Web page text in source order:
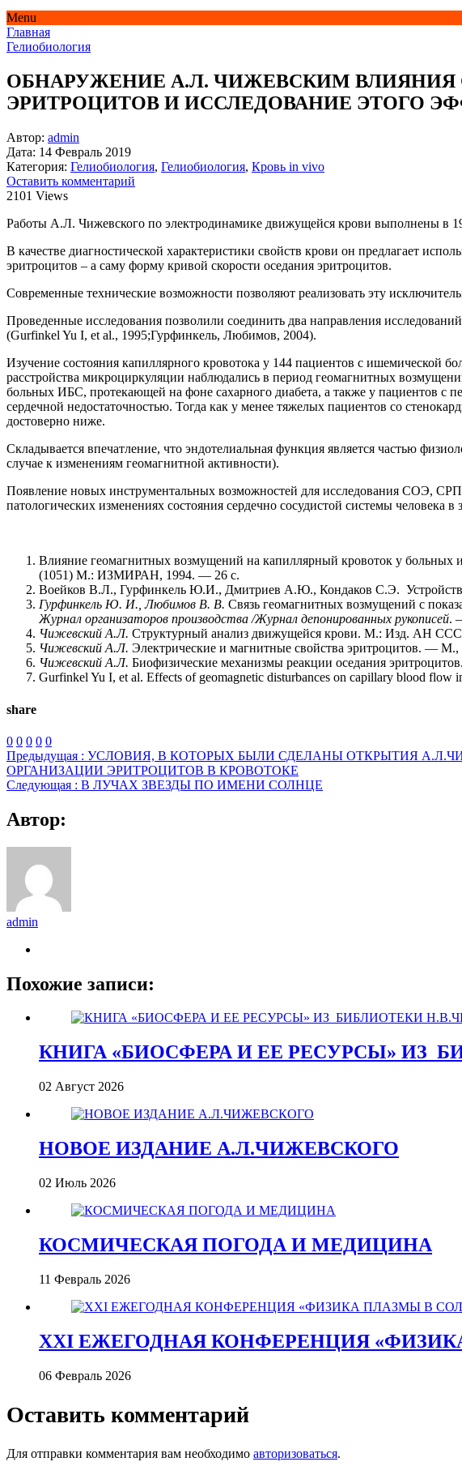
Menu
Главная
Гелиобиология
ОБНАРУЖЕНИЕ А.Л. ЧИЖЕВСКИМ
ЭРИТРОЦИТОВ И ИССЛЕДОВАНИЕ ЭТОГО
Автор: admin
Дата: 14 Февраль 2019
Категория: Гелиобиология, Гелиобиология, Кровь in vivo
Оставить комментарий
2101 Views
Работы А.Л. Чижевского по электродинамике движущейся крови выполнены в
В качестве диагностической характеристики свойств крови он предлагает
эритроцитов – а саму форму кривой скорости оседания эритроцитов.
Современные технические возможности позволяют реализовать эту
Проведенные исследования позволили соединить два направления
(Gurfinkel Yu I, et al., 1995;Гурфинкель, Любимов, 2004).
Изучение состояния капиллярного кровотока у 144 пациентов с ишемической
расстройства микроциркуляции наблюдались в период геомагнитных
больных ИБС, протекающей на фоне сахарного диабета, а также у пациентов
сердечной недостаточностью. Тогда как у менее тяжелых пациентов со
достоверно ниже.
Складывается впечатление, что эндотелиальная функция является частью
случае к изменениям геомагнитной активности).
Появление новых инструментальных возможностей для исследования СОЭ,
патологических изменениях состояния сердечно сосудистой системы человека
Влияние геомагнитных возмущений на капиллярный кровоток у
(1051) М.: ИЗМИРАН, 1994. — 26 с.
Воейков В.Л., Гурфинкель Ю.И., Дмитриев А.Ю., Кондаков С.Э. Устройство
Гурфинкель Ю. И., Любимов В. В. Связь геомагнитных возмущений с
Журнал организаторов производства /Журнал депонированных рукописей.
Чижевский А.Л. Структурный анализ движущейся крови. М.: Изд. АН
Чижевский А.Л. Электрические и магнитные свойства эритроцитов. — М.,
Чижевский А.Л. Биофизические механизмы реакции оседания
Gurfinkel Yu I, et al. Effects of geomagnetic disturbances on capillary blood flow
share
0 0 0 0 0
Предыдущая : УСЛОВИЯ, В КОТОРЫХ БЫЛИ СДЕЛАНЫ ОТКРЫТИЯ
ОРГАНИЗАЦИИ ЭРИТРОЦИТОВ В КРОВОТОКЕ
Следующая : В ЛУЧАХ ЗВЕЗДЫ ПО ИМЕНИ СОЛНЦЕ
Автор:
admin
Похожие записи:
КНИГА «БИОСФЕРА И ЕЕ РЕСУРСЫ»
02 Август 2026
НОВОЕ ИЗДАНИЕ А.Л.ЧИЖЕВСКОГО
02 Июль 2026
КОСМИЧЕСКАЯ ПОГОДА И МЕДИЦИНА
11 Февраль 2026
XXI ЕЖЕГОДНАЯ КОНФЕРЕНЦИЯ
06 Февраль 2026
Оставить комментарий
Для отправки комментария вам необходимо авторизоваться.